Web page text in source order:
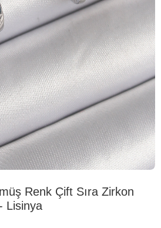
Renk Çift Sıra Zirkon
Lisinya